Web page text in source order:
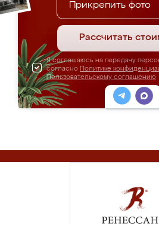
Прикрепить фото
Рассчитать
Я соглашаюсь на передачу
согласно Политике
Пользовательскому соглашению